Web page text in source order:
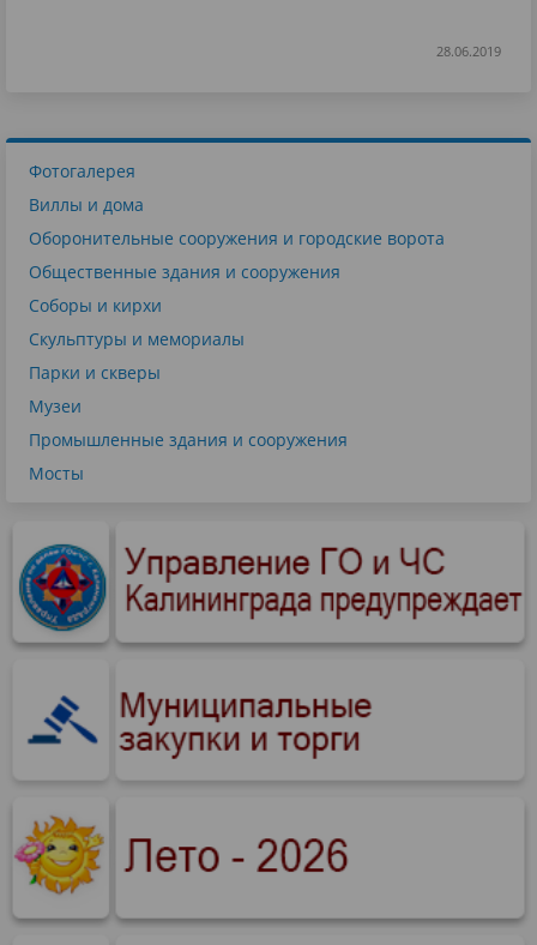
28.06.2019
Фотогалерея
Виллы и дома
Оборонительные сооружения и городские ворота
Общественные здания и сооружения
Соборы и кирхи
Скульптуры и мемориалы
Парки и скверы
Музеи
Промышленные здания и сооружения
Мосты